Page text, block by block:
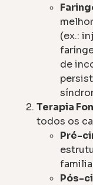
(ex.:
de
Terapia
todos os
Pré-
Pós-